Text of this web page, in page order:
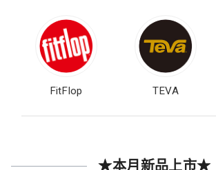
FitFlop TEVA
★本月新品上市★